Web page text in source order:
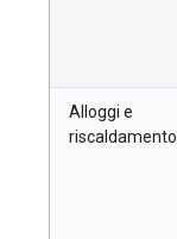
Alloggi e
riscaldamento